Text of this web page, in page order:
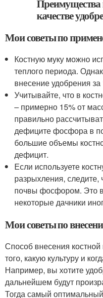
Мои советы по
Костную муку можно
теплого периода.
внесение удобрения
Учитывайте, что в
– примерно 15% от
правильно
дефиците фосфора в
большие объемы
дефицит.
Если используете
разрыхления,
почвы фосфором. Это
некоторые дачники
Мои советы по
Способ внесения
того, какую культуру и
Например, вы хотите
дальнейшем будут
Тогда самый